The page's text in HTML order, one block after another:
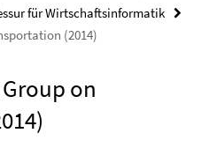
für Wirtschaftsinformatik
(2014)
on